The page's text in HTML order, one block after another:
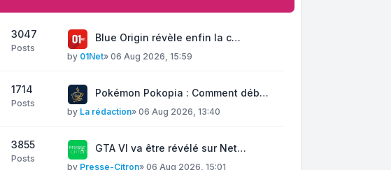
membres. Cependant, chacun est libre de le
rejoindre, de me faire part de leurs inquiétudes et de
avis analytique et de contribuer à vos besoins si vous
faites appel à moi et j'aide bénévolement, je ne fais
3047
Posts
Blue Origin révèle enfin la c…
by 01Net» 06 Aug 2026, 15:59
1714
Posts
Pokémon Pokopia : Comment déb…
by La rédaction» 06 Aug 2026, 13:40
3855
Posts
GTA VI va être révélé sur Net…
by Presse-Citron» 06 Aug 2026, 15:01